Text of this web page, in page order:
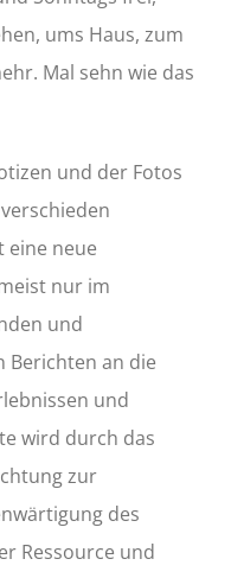
ums Haus, zum
Mal sehn wie das
und der Fotos
eine neue
nur im
und
Berichten an die
und
wird durch das
zur
des
Ressource und